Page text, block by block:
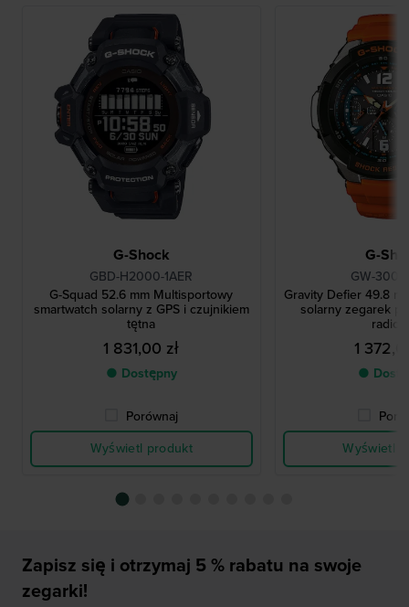
G-Shock
GBD-H2000-1AER
G-Squad 52.6 mm Multisportowy
smartwatch solarny z GPS i czujnikiem
tętna
1 831,00 zł
● Dostępny
Porównaj
Wyświetl produkt
G-
GW-
Gravity Defier 49.8
solarny zegarek
1
●
Wyświetl
Zapisz się i otrzymaj 5 % rabatu na swoje
zegarki!